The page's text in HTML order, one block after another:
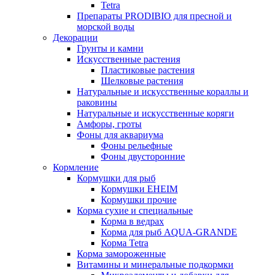
Tetra
Препараты PRODIBIO для пресной и
морской воды
Декорации
Грунты и камни
Искусственные растения
Пластиковые растения
Шелковые растения
Натуральные и искусственные кораллы и
раковины
Натуральные и искусственные коряги
Амфоры, гроты
Фоны для аквариума
Фоны рельефные
Фоны двусторонние
Кормление
Кормушки для рыб
Кормушки EHEIM
Кормушки прочие
Корма сухие и специальные
Корма в ведрах
Корма для рыб AQUA-GRANDE
Корма Tetra
Корма замороженные
Витамины и минеральные подкормки